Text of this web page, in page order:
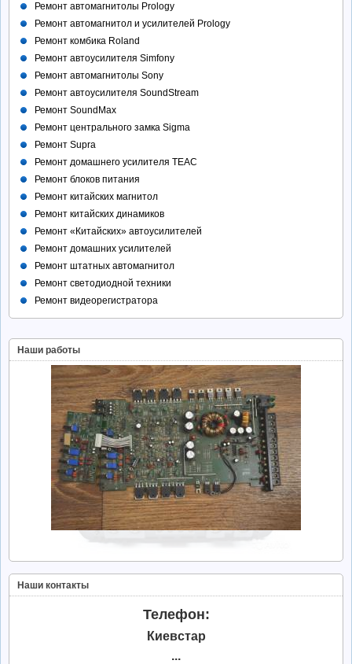
Ремонт автомагнитолы Prology
Ремонт автомагнитол и усилителей Prology
Ремонт комбика Roland
Ремонт автоусилителя Simfony
Ремонт автомагнитолы Sony
Ремонт автоусилителя SoundStream
Ремонт SoundMax
Ремонт центрального замка Sigma
Ремонт Supra
Ремонт домашнего усилителя TEAC
Ремонт блоков питания
Ремонт китайских магнитол
Ремонт китайских динамиков
Ремонт «Китайских» автоусилителей
Ремонт домашних усилителей
Ремонт штатных автомагнитол
Ремонт светодиодной техники
Ремонт видеорегистратора
Наши работы
Наши контакты
Телефон:
Киевстар
...